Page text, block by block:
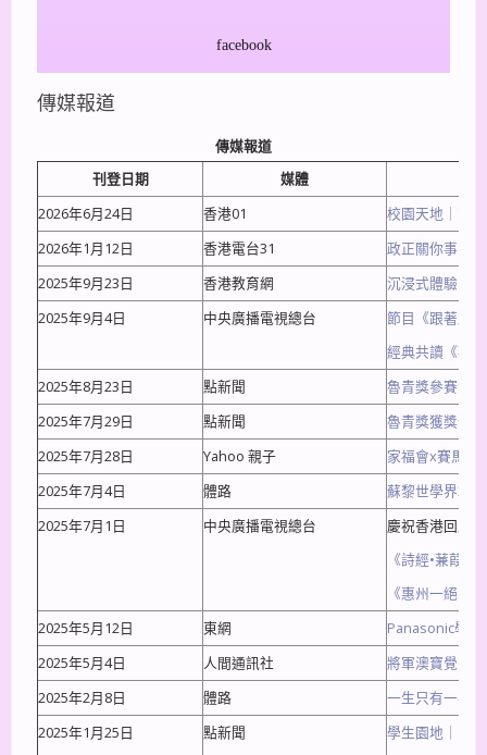
facebook
傳媒報道
傳媒報道
刊登日期
媒體
2026年6月24日
香港01
校園天地｜寶
2026年1月12日
香港電台31
政正關你事｜
2025年9月23日
香港教育網
沉浸式體驗《
2025年9月4日
中央廣播電視總台
節目《跟著唐
經典共讀《勸
2025年8月23日
點新聞
魯青獎參賽港
2025年7月29日
點新聞
魯青獎獲獎作
2025年7月28日
Yahoo 親子
家福會x賽馬會
2025年7月4日
體路
蘇黎世學界
2025年7月1日
中央廣播電視總台
慶祝香港回歸
《詩經•蒹葭》
《惠州一絕•食
2025年5月12日
東網
Panasonic學
2025年5月4日
人間通訊社
將軍澳寶覺中
2025年2月8日
體路
一生只有一次
2025年1月25日
點新聞
學生園地｜《